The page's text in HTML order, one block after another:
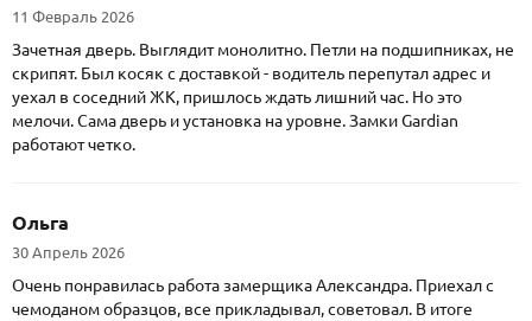
11 Февраль 2026
Зачетная дверь. Выглядит монолитно. Петли на подшипниках, не
скрипят. Был косяк с доставкой - водитель перепутал адрес и
уехал в соседний ЖК, пришлось ждать лишний час. Но это
мелочи. Сама дверь и установка на уровне. Замки Gardian
работают четко.
Ольга
30 Апрель 2026
Очень понравилась работа замерщика Александра. Приехал с
чемоданом образцов, все прикладывал, советовал. В итоге